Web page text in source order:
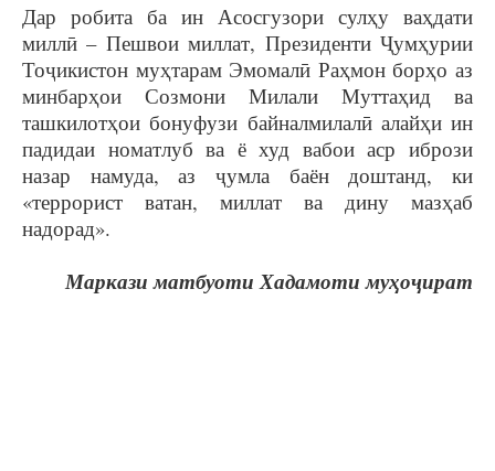
Дар робита ба ин Асосгузори сулҳу ваҳдати
миллӣ – Пешвои миллат, Президенти Ҷумҳурии
Тоҷикистон муҳтарам Эмомалӣ Раҳмон борҳо аз
минбарҳои Созмони Милали Муттаҳид ва
ташкилотҳои бонуфузи байналмилалӣ алайҳи ин
падидаи номатлуб ва ё худ вабои аср ибрози
назар намуда, аз ҷумла баён доштанд, ки
«террорист ватан, миллат ва дину мазҳаб
надорад».
Маркази матбуоти Хадамоти муҳоҷират